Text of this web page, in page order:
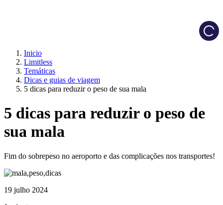
Inicio
Limitless
Temáticas
Dicas e guias de viagem
5 dicas para reduzir o peso de sua mala
5 dicas para reduzir o peso de
sua mala
Fim do sobrepeso no aeroporto e das complicações nos transportes!
19 julho 2024